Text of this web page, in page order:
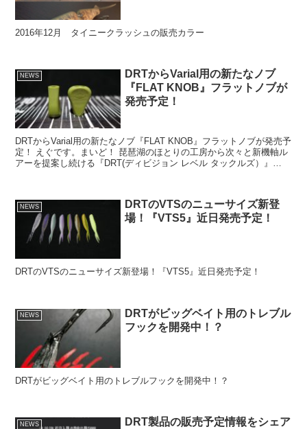
2016年12月 タイニークラッシュの販売カラー
NEWS
DRTからVarial用の新たなノブ
『FLAT KNOB』フラットノブが
発売予定！
DRTからVarial用の新たなノブ『FLAT KNOB』フラットノブが発売予
定！ えぐです。まいど！ 琵琶湖のほとりの工房から次々と新機軸ル
アーを提案し続ける『DRT(ディビジョン レベル タックルズ）』
NEWS
DRTのVTSのニューサイズ新登
場！『VTS5』近日発売予定！
DRTのVTSのニューサイズ新登場！『VTS5』近日発売予定！
NEWS
DRTがビッグベイト用のトレブル
フックを開発中！？
DRTがビッグベイト用のトレブルフックを開発中！？
NEWS
DRT製品の販売予定情報をシェア